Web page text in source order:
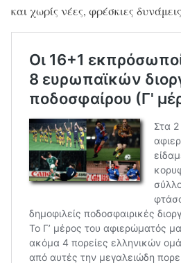
και χωρίς νέες, φρέσκιες